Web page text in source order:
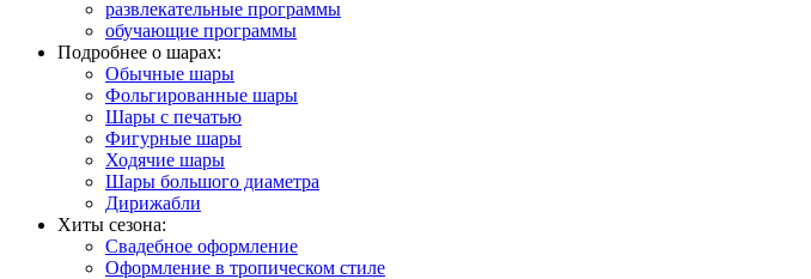
развлекательные программы
обучающие программы
Подробнее о шарах:
Обычные шары
Фольгированные шары
Шары с печатью
Фигурные шары
Ходячие шары
Шары большого диаметра
Дирижабли
Хиты сезона:
Свадебное оформление
Оформление в тропическом стиле